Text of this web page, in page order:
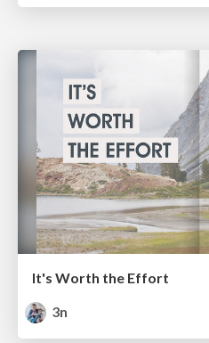
It's Worth the Effort
3n